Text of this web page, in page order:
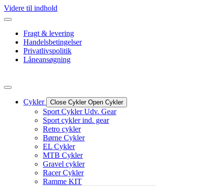
Videre til indhold
Fragt & levering
Handelsbetingelser
Privatlivspolitik
Låneansøgning
Cykler Close Cykler Open Cykler
Sport Cykler Udv. Gear
Sport cykler ind. gear
Retro cykler
Børne Cykler
EL Cykler
MTB Cykler
Gravel cykler
Racer Cykler
Ramme KIT